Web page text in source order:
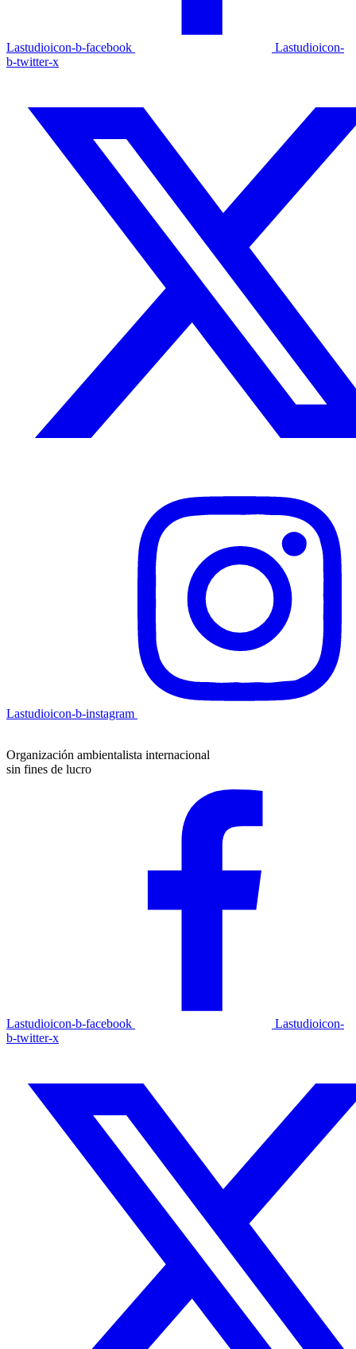
Lastudioicon-b-facebook
Lastudioicon-
b-twitter-x
Lastudioicon-b-instagram
Organización ambientalista internacional
sin fines de lucro
Lastudioicon-b-facebook
Lastudioicon-
b-twitter-x